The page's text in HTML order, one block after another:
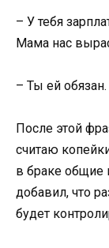
– У тебя
Мама нас
– Ты ей
После этой
считаю
в браке общие
добавил, что
будет